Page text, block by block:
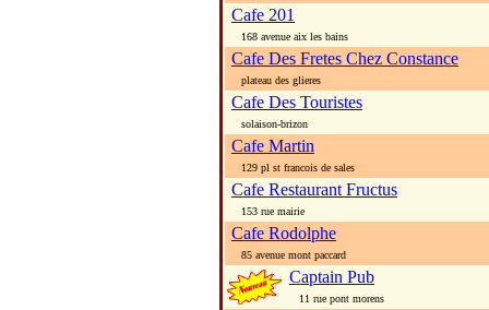
Cafe 201
168 avenue aix les bains
Cafe Des Fretes Chez Constance
plateau des glieres
Cafe Des Touristes
solaison-brizon
Cafe Martin
129 pl st francois de sales
Cafe Restaurant Fructus
153 rue mairie
Cafe Rodolphe
85 avenue mont paccard
Captain Pub
11 rue pont morens